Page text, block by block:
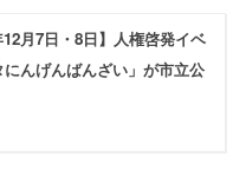
12月7日・8日】人権啓発イベ
んげんばんざい」が市立公